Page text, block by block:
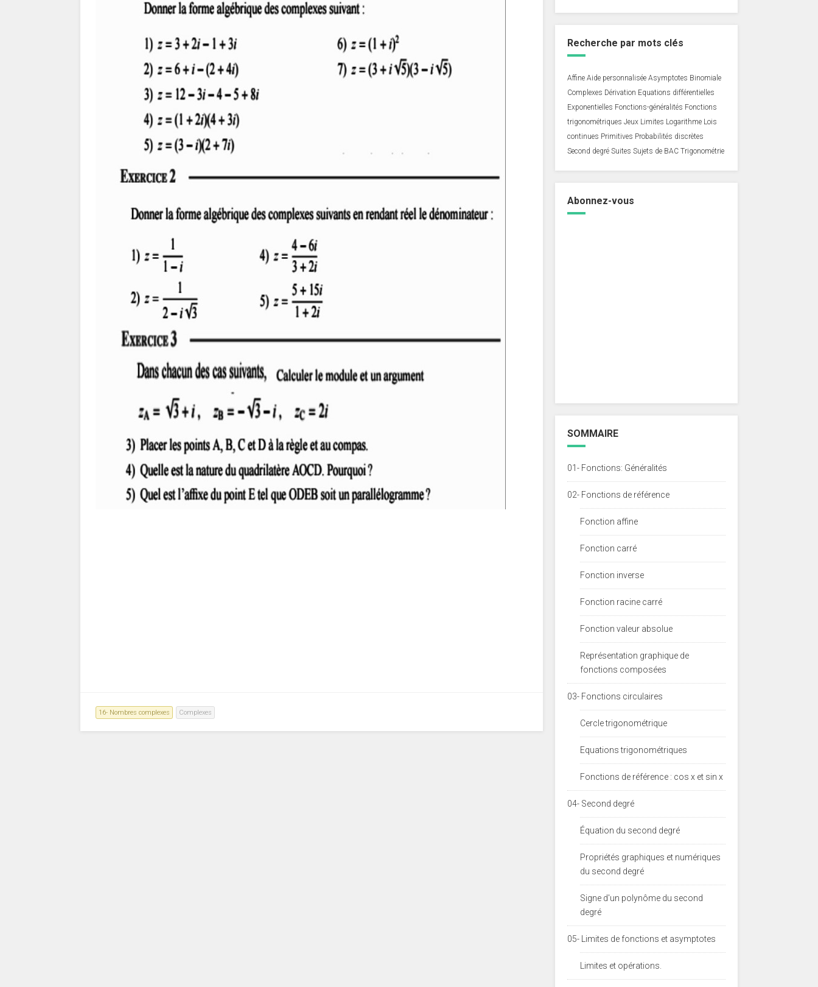
16- Nombres complexes Complexes
Recherche par mots clés
Affine Aide personnalisée Asymptotes Binomiale
Complexes Dérivation Equations différentielles
Exponentielles Fonctions-généralités Fonctions
trigonométriques Jeux Limites Logarithme Lois
continues Primitives Probabilités discrètes
Second degré Suites Sujets de BAC Trigonométrie
Abonnez-vous
SOMMAIRE
01- Fonctions: Généralités
02- Fonctions de référence
Fonction affine
Fonction carré
Fonction inverse
Fonction racine carré
Fonction valeur absolue
Représentation graphique de
fonctions composées
03- Fonctions circulaires
Cercle trigonométrique
Equations trigonométriques
Fonctions de référence : cos x et sin x
04- Second degré
Équation du second degré
Propriétés graphiques et numériques
du second degré
Signe d'un polynôme du second
degré
05- Limites de fonctions et asymptotes
Limites et opérations.